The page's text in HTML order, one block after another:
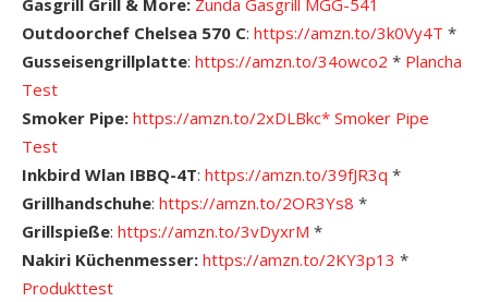
Outdoorchef Chelsea 570 C: https://amzn.to/3k0Vy4T *
Gusseisengrillplatte: https://amzn.to/34owco2 * Plancha
Test
Smoker Pipe: https://amzn.to/2xDLBkc* Smoker Pipe
Test
Inkbird Wlan IBBQ-4T: https://amzn.to/39fJR3q *
Grillhandschuhe: https://amzn.to/2OR3Ys8 *
Grillspieße: https://amzn.to/3vDyxrM *
Nakiri Küchenmesser: https://amzn.to/2KY3p13 *
Produkttest